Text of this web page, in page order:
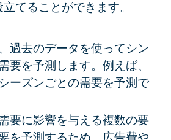
てることができます。
過去のデータを使ってシン
要を予測します。例えば、
ーズンごとの需要を予測で
要に影響を与える複数の要
を予測するため、広告費や